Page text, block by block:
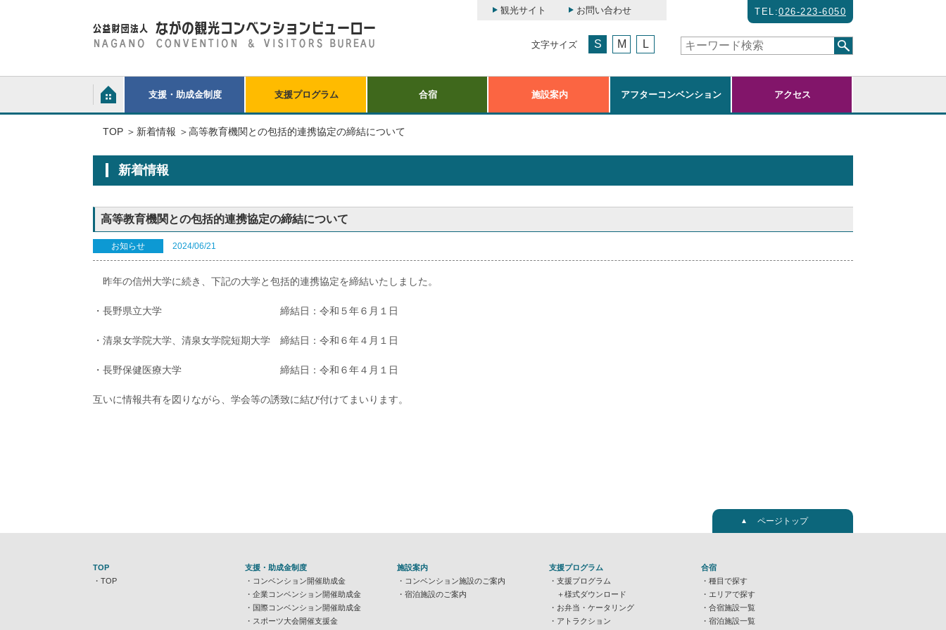
観光サイト お問い合わせ TEL:026-223-6050
文字サイズ S M L
支援・助成金制度 支援プログラム 合宿 施設案内 アフターコンベンション アクセス
TOP 新着情報 高等教育機関との包括的連携協定の締結について
新着情報
高等教育機関との包括的連携協定の締結について
お知らせ 2024/06/21
昨年の信州大学に続き、下記の大学と包括的連携協定を締結いたしました。
・長野県立大学 締結日：令和５年６月１日
・清泉女学院大学、清泉女学院短期大学 締結日：令和６年４月１日
・長野保健医療大学 締結日：令和６年４月１日
互いに情報共有を図りながら、学会等の誘致に結び付けてまいります。
ページトップ
TOP
TOP
支援・助成金制度
コンベンション開催助成金
企業コンベンション開催助成金
国際コンベンション開催助成金
スポーツ大会開催支援金
施設案内
コンベンション施設のご案内
宿泊施設のご案内
支援プログラム
支援プログラム
＋様式ダウンロード
お弁当・ケータリング
アトラクション
合宿
種目で探す
エリアで探す
合宿施設一覧
宿泊施設一覧